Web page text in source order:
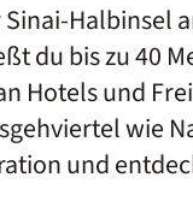
Halbinsel
du bis zu 40
Hotels und
wie
und